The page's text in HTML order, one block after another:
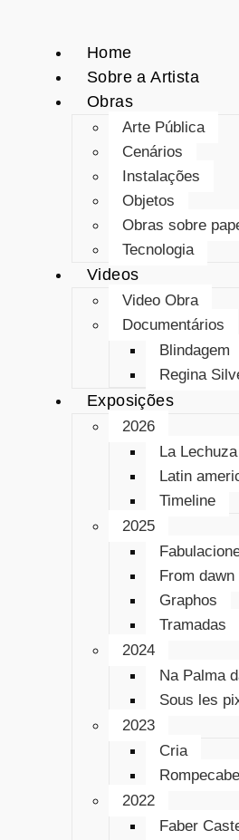
Home
Sobre a Artista
Obras
Arte Pública
Cenários
Instalações
Objetos
Obras sobre
Tecnologia
Videos
Video Obra
Documentários
Blindagem
Regina
Exposições
2026
La
Latin
Timeline
2025
From
Graphos
Tramadas
2024
Na Palma
Sous les
2023
Cria
2022
Faber